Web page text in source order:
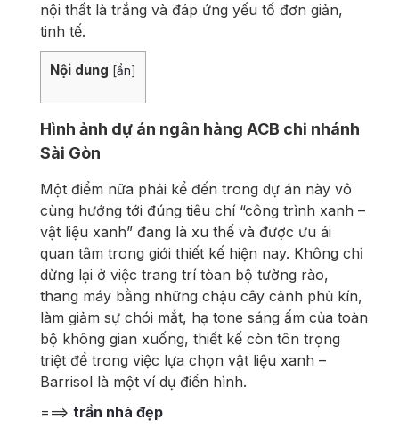
nội thất là trắng và đáp ứng yếu tố đơn giản,
tinh tế.
Nội dung [ẩn]
Hình ảnh dự án ngân hàng ACB chi nhánh
Sài Gòn
Một điểm nữa phải kể đến trong dự án này vô
cùng hướng tới đúng tiêu chí “công trình xanh –
vật liệu xanh” đang là xu thế và được ưu ái
quan tâm trong giới thiết kế hiện nay. Không chỉ
dừng lại ở việc trang trí tòan bộ tường rào,
thang máy bằng những chậu cây cảnh phủ kín,
làm giảm sự chói mắt, hạ tone sáng ấm của toàn
bộ không gian xuống, thiết kế còn tôn trọng
triệt để trong việc lựa chọn vật liệu xanh –
Barrisol là một ví dụ điển hình.
===> trần nhà đẹp